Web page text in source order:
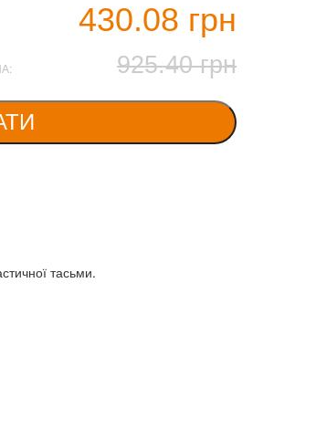
430.08 грн
925.40 грн
тасьми.